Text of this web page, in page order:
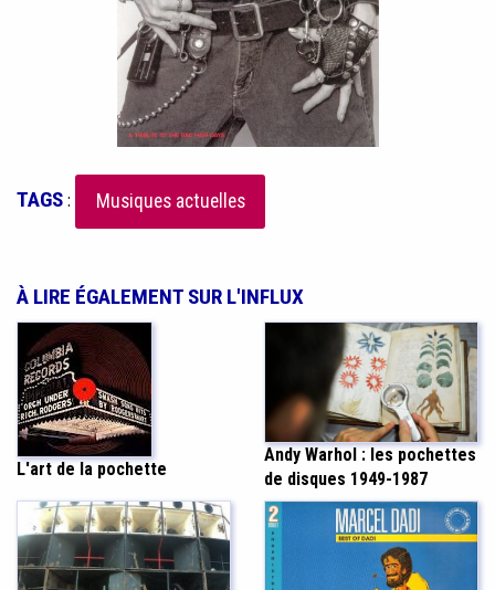
TAGS: Musiques actuelles
À LIRE ÉGALEMENT SUR L'INFLUX
L'art de la pochette
Andy Warhol : les pochettes
de disques 1949-1987